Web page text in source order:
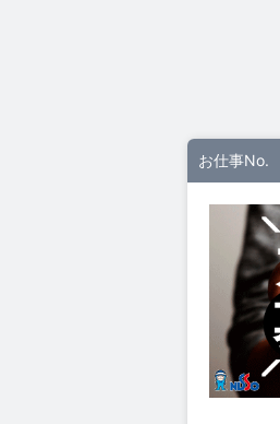
お仕事No.